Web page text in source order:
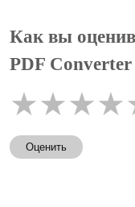
Как вы
PDF Converter
★★★★
Оценить